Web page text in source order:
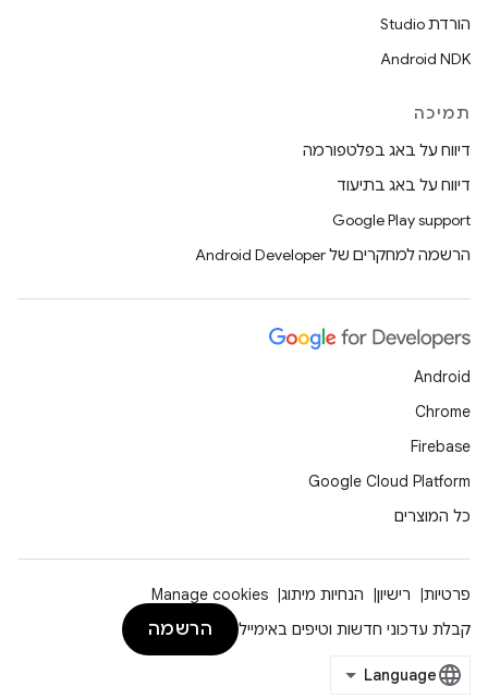
הורדת Studio
Android NDK
תמיכה
דיווח על באג בפלטפורמה
דיווח על באג בתיעוד
Google Play support
הרשמה למחקרים של Android Developer
Android
Chrome
Firebase
Google Cloud Platform
כל המוצרים
פרטיות רישיון הנחיות מיתוג
Manage cookies
קבלת עדכוני חדשות וטיפים באימייל
הרשמה